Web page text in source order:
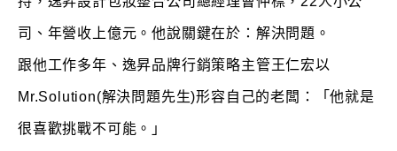
司、年營收上億元。他說關鍵在於：解決問題。
跟他工作多年、逸昇品牌行銷策略主管王仁宏以
Mr.Solution(解決問題先生)形容自己的老闆：「他就是
很喜歡挑戰不可能。」